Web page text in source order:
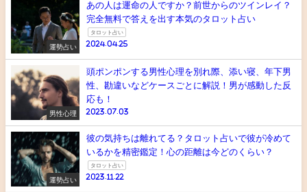
運勢占い
あの人は運命の人ですか？前世からのツインレイ？
完全無料で答えを出す本気のタロット占い
タロット占い
2024.04.25
男性心理
頭ポンポンする男性心理を別れ際、添い寝、年下男
性、勘違いなどケースごとに解説！男が感動した反
応も！
2023.07.03
運勢占い
彼の気持ちは離れてる？タロット占いで彼が冷めて
いるかを精密鑑定！心の距離は今どのくらい？
タロット占い
2023.11.22